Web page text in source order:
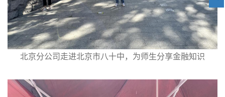
北京分公司走进北京市八十中，为师生分享金融知识